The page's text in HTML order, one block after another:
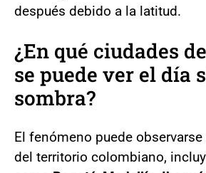
después debido a la latitud.
¿En qué ciudades
se puede ver el día
sombra?
El fenómeno puede
del territorio colombiano,